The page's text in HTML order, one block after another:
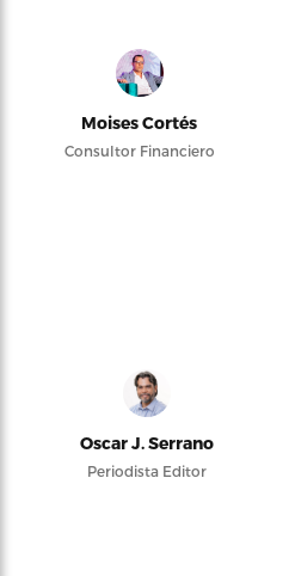
Moises Cortés
Consultor Financiero
Oscar J. Serrano
Periodista Editor